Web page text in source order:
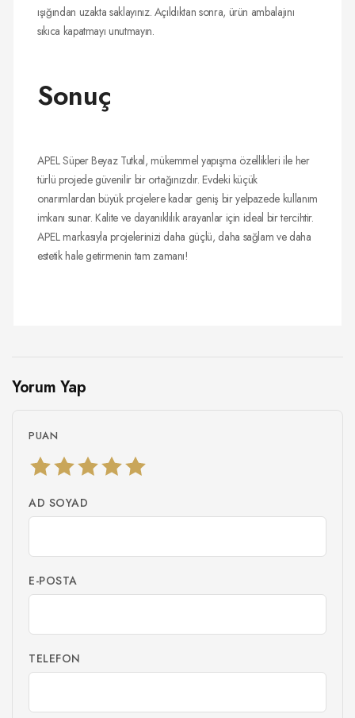
ışığından uzakta saklayınız. Açıldıktan sonra, ürün ambalajını
sıkıca kapatmayı unutmayın.
Sonuç
APEL Süper Beyaz Tutkal, mükemmel yapışma özellikleri ile her
türlü projede güvenilir bir ortağınızdır. Evdeki küçük
onarımlardan büyük projelere kadar geniş bir yelpazede kullanım
imkanı sunar. Kalite ve dayanıklılık arayanlar için ideal bir tercihtir.
APEL markasıyla projelerinizi daha güçlü, daha sağlam ve daha
estetik hale getirmenin tam zamanı!
Yorum Yap
PUAN
AD SOYAD
E-POSTA
TELEFON